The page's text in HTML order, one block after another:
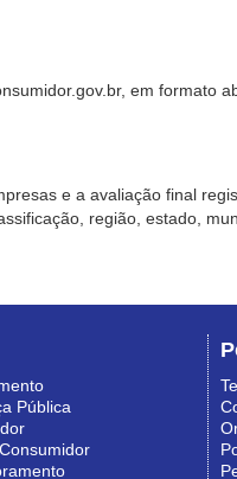
em formato
e a avaliação final
região, estado,
Pública